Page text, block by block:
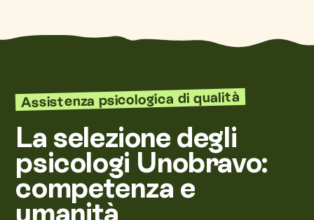
Assistenza psicologica di qualità
La selezione degli
psicologi Unobravo:
competenza e
umanità